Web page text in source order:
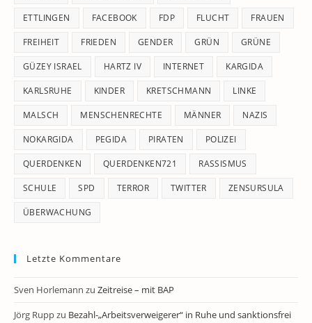
ETTLINGEN FACEBOOK FDP FLUCHT FRAUEN
FREIHEIT FRIEDEN GENDER GRÜN GRÜNE
GÜZEY ISRAEL HARTZ IV INTERNET KARGIDA
KARLSRUHE KINDER KRETSCHMANN LINKE
MALSCH MENSCHENRECHTE MÄNNER NAZIS
NOKARGIDA PEGIDA PIRATEN POLIZEI
QUERDENKEN QUERDENKEN721 RASSISMUS
SCHULE SPD TERROR TWITTER ZENSURSULA
ÜBERWACHUNG
Letzte Kommentare
Sven Horlemann zu Zeitreise – mit BAP
Jörg Ruppzu Bezahl-„Arbeitsverweigerer“ in Ruhe und sanktionsfrei